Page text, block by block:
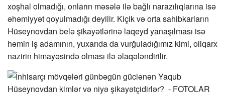
xoşhal olmadığı, onların məsələ ilə bağlı narazılıqlarına isə
əhəmiyyət qoyulmadığı deyilir. Kiçik və orta sahibkarların
Hüseynovdan belə şikayətlərinə laqeyd yanaşılması isə
həmin iş adamının, yuxarıda da vurğuladığımız kimi, oliqarx
nazirin himayəsində olması ilə əlaqələndirilir.